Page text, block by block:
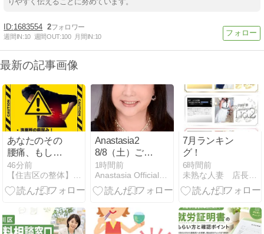
1683554 2
週間IN:10 週間OUT:100 月間IN:10
最新の記事画像
あなたのその
腰痛、もしか
して体重が原
因かも？
46分前
Anastasia2
8/8（土）ご出
演の先生
1時間前
7月ランキン
グ！
6時間前
未熟な人妻 店長blog